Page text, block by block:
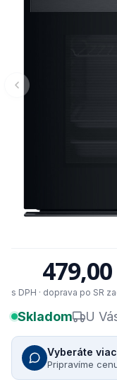
s DPH · doprava po SR
Skladom U
Vyberáte
Pripravíme